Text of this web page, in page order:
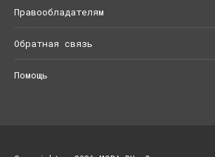
Правообладателям
Обратная связь
Помощь